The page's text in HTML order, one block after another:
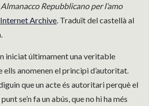
Almanacco Repubblicano per l’amo
‌Archive.‌ Traduït del castellà al
iniciat últimament una veritable
ells anomenen el principi d’autoritat.
que un acte és autoritari perquè el
se’n fa un abús, que no hi ha més